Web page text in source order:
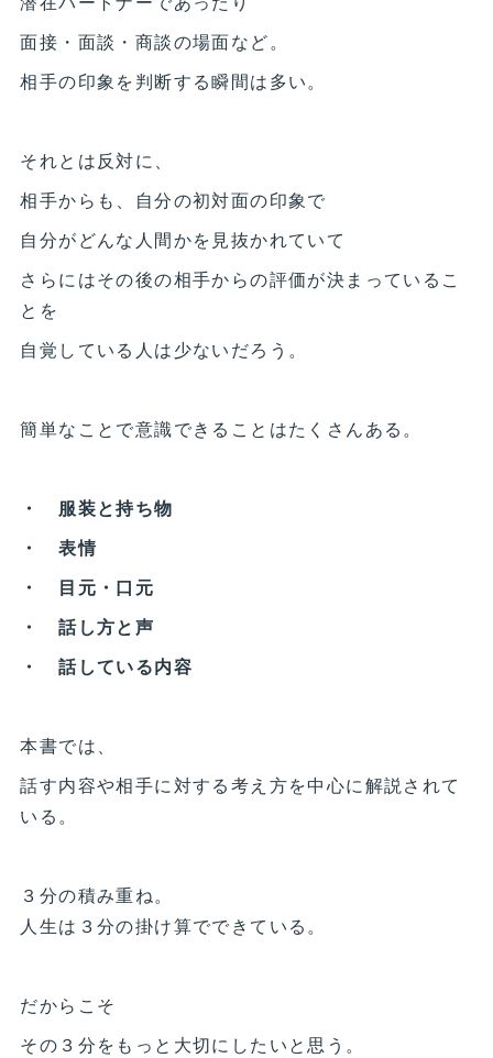
面接・面談・商談の場面など。
相手の印象を判断する瞬間は多い。
それとは反対に、
相手からも、自分の初対面の印象で
自分がどんな人間かを見抜かれていて
さらにはその後の相手からの評価が決まっているこ
とを
自覚している人は少ないだろう。
簡単なことで意識できることはたくさんある。
・ 服装と持ち物
・ 表情
・ 目元・口元
・ 話し方と声
・ 話している内容
本書では、
話す内容や相手に対する考え方を中心に解説されて
いる。
３分の積み重ね。
人生は３分の掛け算でできている。
だからこそ
その３分をもっと大切にしたいと思う。